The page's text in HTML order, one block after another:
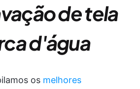
de tela
d'água
os melhores